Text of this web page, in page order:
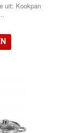
uit: Kookpan